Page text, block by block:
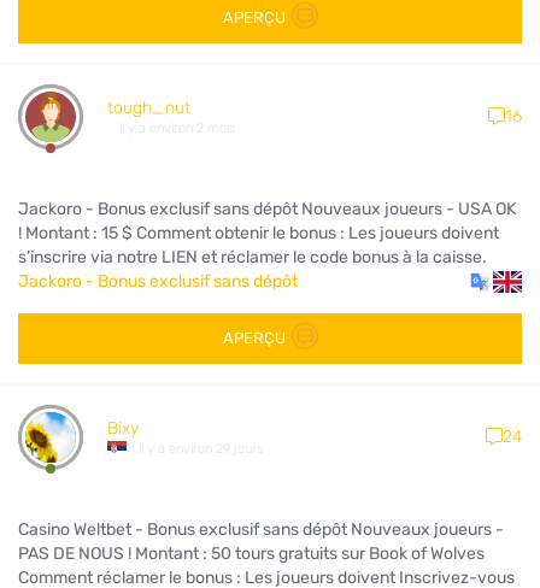
APERÇU
tough_nut
il y a environ 2 mois
16
Jackoro - Bonus exclusif sans dépôt Nouveaux joueurs - USA OK
! Montant : 15 $ Comment obtenir le bonus : Les joueurs doivent
s’inscrire via notre LIEN et réclamer le code bonus à la caisse.
Jackoro - Bonus exclusif sans dépôt
APERÇU
Bixy
il y a environ 29 jours
24
Casino Weltbet - Bonus exclusif sans dépôt Nouveaux joueurs -
PAS DE NOUS ! Montant : 50 tours gratuits sur Book of Wolves
Comment réclamer le bonus : Les joueurs doivent Inscrivez-vous